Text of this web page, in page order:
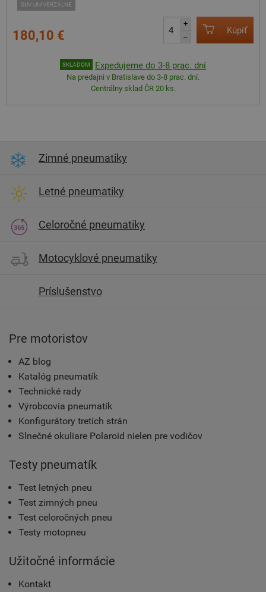
SUV-UNIVERZÁLNE
180,10 €
+
–
Kúpiť
SKLADOM Expedujeme do 3-8 prac. dní
Na predajni v Bratislave do 3-8 prac. dní.
Centrálny sklad ČR 20 ks.
Zimné pneumatiky
Letné pneumatiky
Celoročné pneumatiky
Motocyklové pneumatiky
Príslušenstvo
Pre motoristov
AZ blog
Katalóg pneumatík
Technické rady
Výrobcovia pneumatík
Konfigurátory tretích strán
Slnečné okuliare Polaroid nielen pre vodičov
Testy pneumatík
Test letných pneu
Test zimných pneu
Test celoročných pneu
Testy motopneu
Užitočné informácie
Kontakt